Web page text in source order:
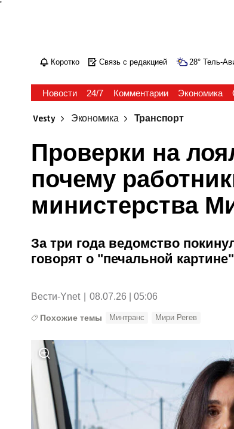
'
Коротко Связь с редакцией 28° Тель-
Новости 24/7 Комментарии Экономика
Vesty Экономика Транспорт
Проверки на
почему
министерства
За три года ведомство
говорят о "печальной картине"
Вести-Ynet 08.07.26 | 05:06
Похожие темы Минтранс Мири Регев